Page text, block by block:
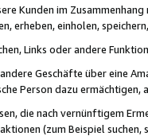
Kunden im
erheben, einholen,
Links oder andere
Geschäfte über eine
Person dazu
die nach vernünftigem
(zum Beispiel